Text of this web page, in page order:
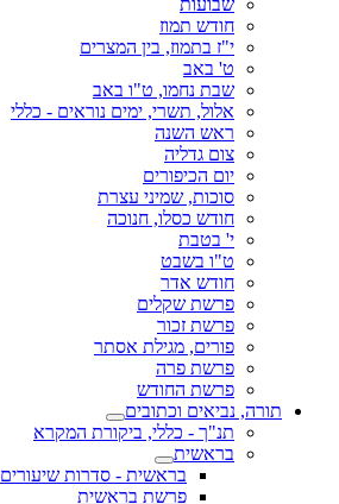
שבועות
חודש תמוז
י"ז בתמוז, בין המצרים
ט' באב
שבת נחמו, ט"ו באב
אלול, תשרי, ימים נוראים - כללי
ראש השנה
צום גדליה
יום הכיפורים
סוכות, שמיני עצרת
חודש כסלו, חנוכה
י' בטבת
ט"ו בשבט
חודש אדר
פרשת שקלים
פרשת זכור
פורים, מגילת אסתר
פרשת פרה
פרשת החודש
תורה, נביאים וכתובים
תנ"ך - כללי, ביקורת המקרא
בראשית
בראשית - סדרות שיעורים
פרשת בראשית